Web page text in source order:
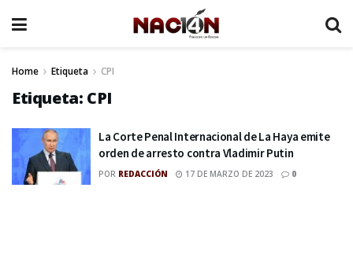
Home Etiqueta CPI
Etiqueta: CPI
La Corte Penal Internacional de La Haya emite
orden de arresto contra Vladimir Putin
POR REDACCIÓN 17 DE MARZO DE 2023 0